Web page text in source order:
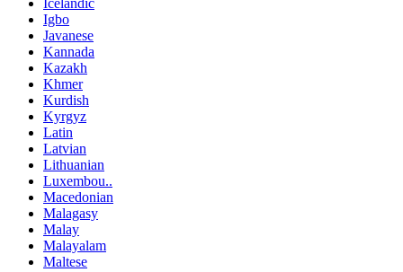
Igbo
Javanese
Kannada
Kazakh
Khmer
Kurdish
Kyrgyz
Latin
Latvian
Lithuanian
Luxembou..
Macedonian
Malagasy
Malay
Malayalam
Maltese